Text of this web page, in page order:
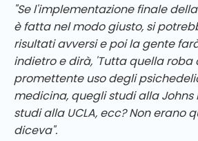
"Se l'implementazione finale
è fatta nel modo giusto, si
risultati avversi e poi la gente
indietro e dirà, 'Tutta quella roba
promettente uso degli
medicina, quegli studi alla Johns
studi alla UCLA, ecc? Non erano
diceva".